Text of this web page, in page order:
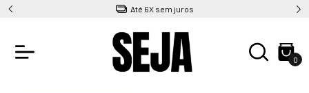
Até 6X sem juros
0